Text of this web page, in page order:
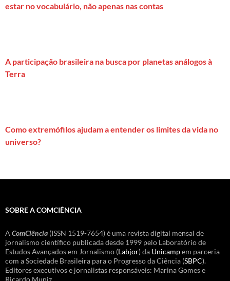
estar no vocabulário, não apenas nas contas
A participação brasileira na busca por planetas análogos à
Terra
Como extremófilos ajudam a entender os limites da vida no
universo?
SOBRE A COMCIÊNCIA
A ComCiência (ISSN 1519-7654) é uma revista digital mensal de
jornalismo científico publicada desde 1999 pelo Laboratório de
Estudos Avançados em Jornalismo (Labjor) da Unicampem parceria
com a Sociedade Brasileira para o Progresso da Ciência (SBPC).
Editores executivos e jornalistas responsáveis: Marina Gomes e
Ricardo Muniz.